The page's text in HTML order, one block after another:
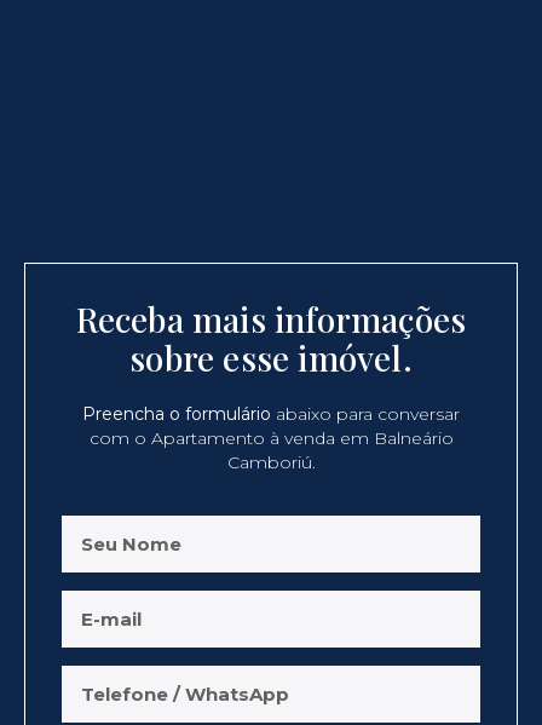
Receba mais informações
sobre esse imóvel.
Preencha o formulário abaixo para conversar
com o Apartamento à venda em Balneário
Camboriú.